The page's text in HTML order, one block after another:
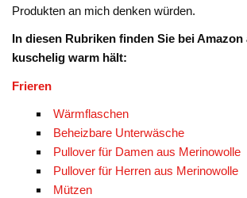
Produkten an mich denken würden.
In diesen Rubriken finden Sie bei Amazon
kuschelig warm hält:
Frieren
Wärmflaschen
Beheizbare Unterwäsche
Pullover für Damen aus Merinowolle
Pullover für Herren aus Merinowolle
Mützen